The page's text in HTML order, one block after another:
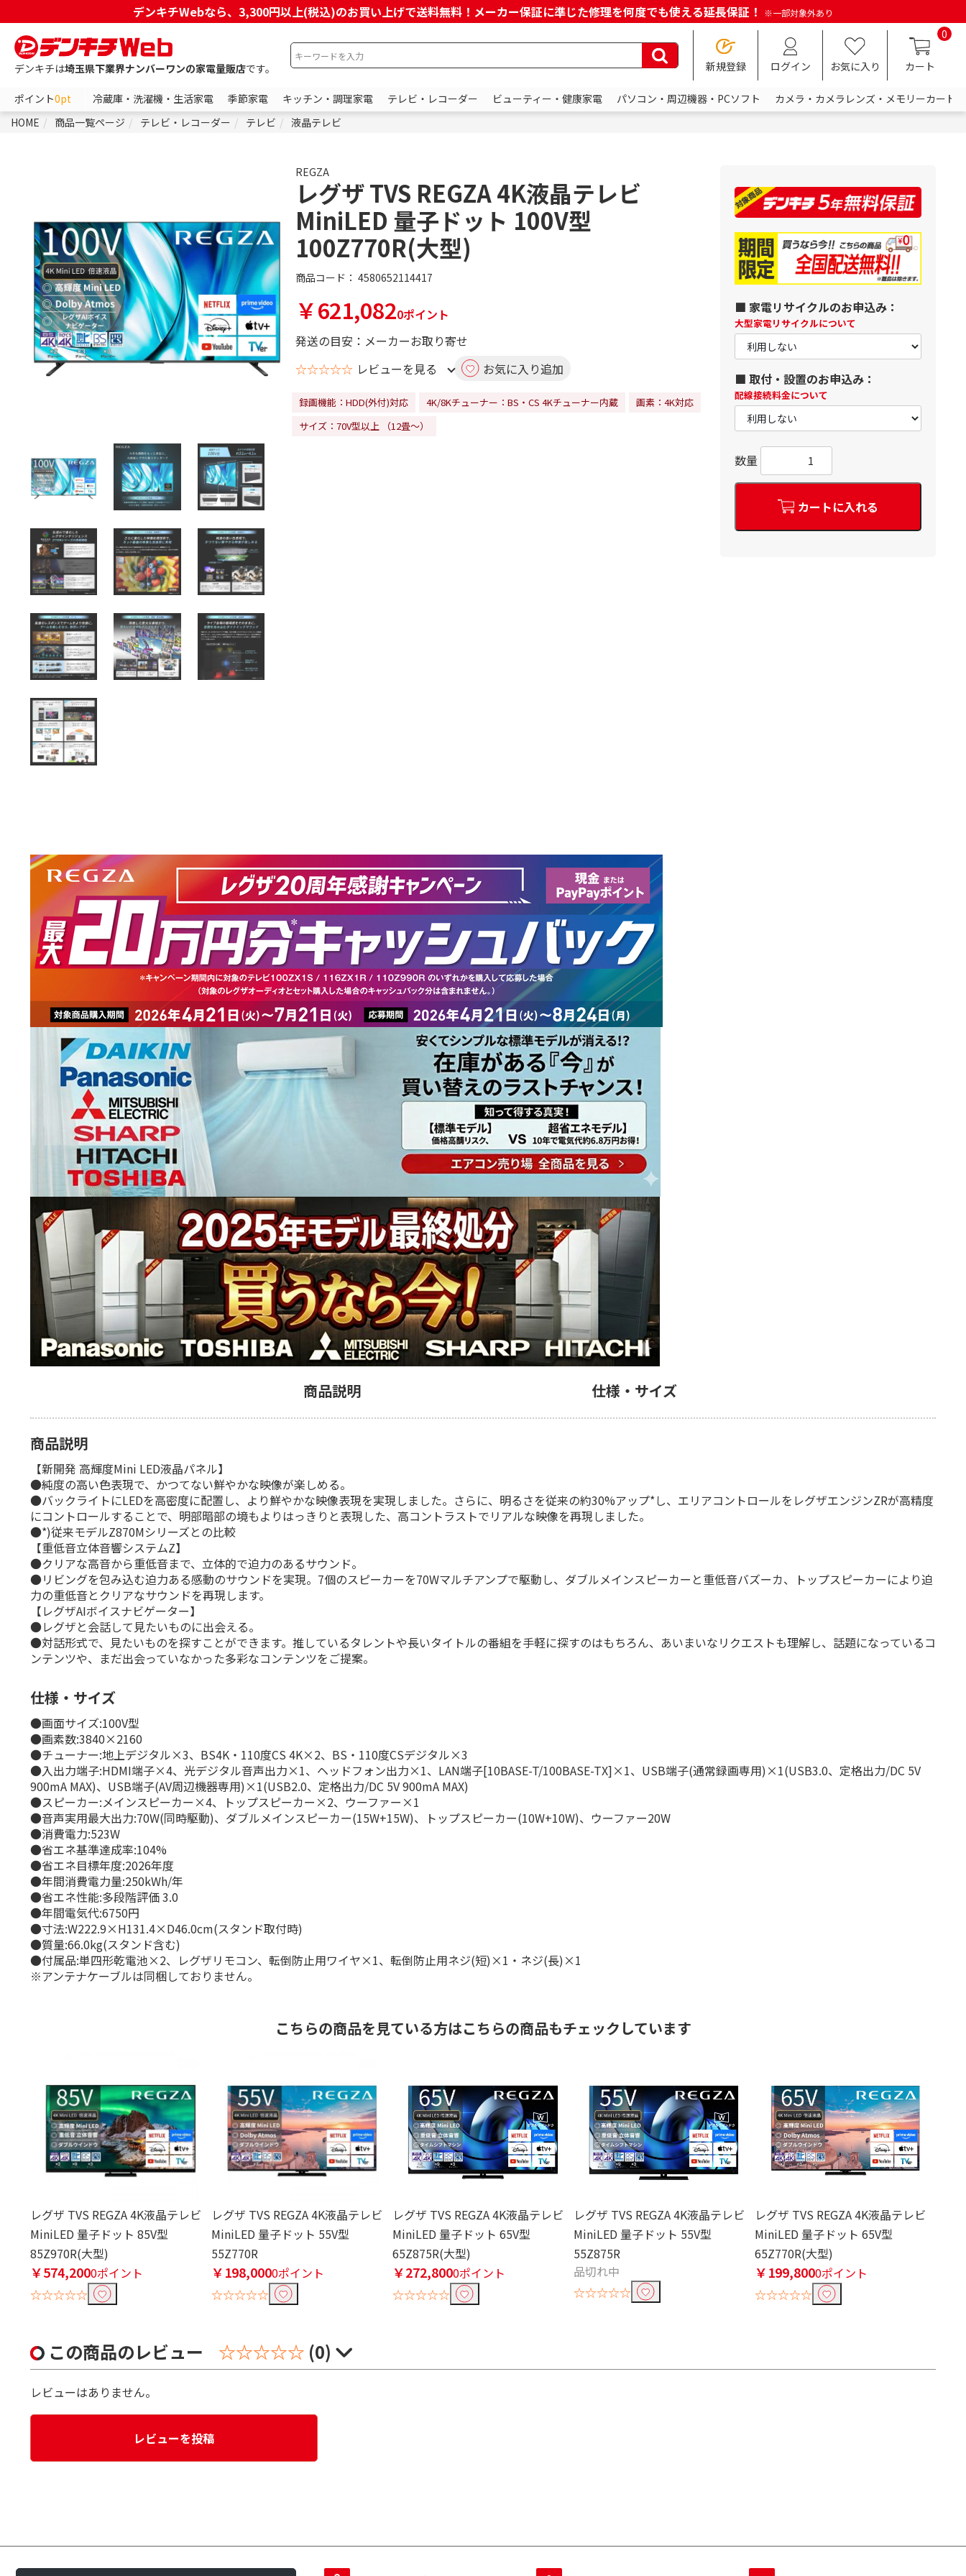
デンキチWebなら、3,300円以上(税込)のお買い上げで送料無料！メーカー保証に準じた修理を何度でも使える延長保証！ ※一部対象外あり
デンキチは埼玉県下業界ナンバーワンの家電量販店です。 新規登録 ログイン お気に入り
0
カート
ポイント0pt 冷蔵庫・洗濯機・生活家電 季節家電 キッチン・調理家電 テレビ・レコーダー ビューティー・健康家電 パソコン・周辺機器・PCソフト
カメラ・カメラレンズ・メモリーカード
HOME
商品一覧ページ テレビ・レコーダー テレビ 液晶テレビ
REGZA
レグザ TVS REGZA 4K液晶テレビ
MiniLED 量子ドット 100V型
100Z770R(大型)
商品コード： 4580652114417
￥621,0820ポイント
発送の目安：メーカーお取り寄せ
☆☆☆☆☆ レビューを見る お気に入り追加
録画機能：HDD(外付)対応 4K/8Kチューナー：BS・CS 4Kチューナー内蔵
画素：4K対応
サイズ：70V型以上 （12畳～）
■ 家電リサイクルのお申込み：
大型家電リサイクルについて
■ 取付・設置のお申込み：
配線接続料金について
数量
カートに入れる
商品説明 仕様・サイズ
商品説明
【新開発 高輝度Mini LED液晶パネル】
●純度の高い色表現で、かつてない鮮やかな映像が楽しめる。
●バックライトにLEDを高密度に配置し、より鮮やかな映像表現を実現しました。さらに、明るさを従来の約30%アップ*し、エリアコントロールをレグザエンジンZRが高精度
にコントロールすることで、明部暗部の境もよりはっきりと表現した、高コントラストでリアルな映像を再現しました。
●*)従来モデルZ870Mシリーズとの比較
【重低音立体音響システムZ】
●クリアな高音から重低音まで、立体的で迫力のあるサウンド。
●リビングを包み込む迫力ある感動のサウンドを実現。7個のスピーカーを70Wマルチアンプで駆動し、ダブルメインスピーカーと重低音バズーカ、トップスピーカーにより迫
力の重低音とクリアなサウンドを再現します。
【レグザAIボイスナビゲーター】
●レグザと会話して見たいものに出会える。
●対話形式で、見たいものを探すことができます。推しているタレントや長いタイトルの番組を手軽に探すのはもちろん、あいまいなリクエストも理解し、話題になっているコ
ンテンツや、まだ出会っていなかった多彩なコンテンツをご提案。
仕様・サイズ
●画面サイズ:100V型
●画素数:3840×2160
●チューナー:地上デジタル×3、BS4K・110度CS 4K×2、BS・110度CSデジタル×3
●入出力端子:HDMI端子×4、光デジタル音声出力×1、ヘッドフォン出力×1、LAN端子[10BASE-T/100BASE-TX]×1、USB端子(通常録画専用)×1(USB3.0、定格出力/DC 5V
900mA MAX)、USB端子(AV周辺機器専用)×1(USB2.0、定格出力/DC 5V 900mA MAX)
●スピーカー:メインスピーカー×4、トップスピーカー×2、ウーファー×1
●音声実用最大出力:70W(同時駆動)、ダブルメインスピーカー(15W+15W)、トップスピーカー(10W+10W)、ウーファー20W
●消費電力:523W
●省エネ基準達成率:104%
●省エネ目標年度:2026年度
●年間消費電力量:250kWh/年
●省エネ性能:多段階評価 3.0
●年間電気代:6750円
●寸法:W222.9×H131.4×D46.0cm(スタンド取付時)
●質量:66.0kg(スタンド含む)
●付属品:単四形乾電池×2、レグザリモコン、転倒防止用ワイヤ×1、転倒防止用ネジ(短)×1・ネジ(長)×1
※アンテナケーブルは同梱しておりません。
こちらの商品を見ている方はこちらの商品もチェックしています
レグザ TVS REGZA 4K液晶テレビ
MiniLED 量子ドット 85V型
85Z970R(大型)
￥574,2000ポイント
☆☆☆☆☆
レグザ TVS REGZA 4K液晶テレビ
MiniLED 量子ドット 55V型
55Z770R
￥198,0000ポイント
☆☆☆☆☆
レグザ TVS REGZA 4K液晶テレビ
MiniLED 量子ドット 65V型
65Z875R(大型)
￥272,8000ポイント
☆☆☆☆☆
レグザ TVS REGZA 4K液晶テレビ
MiniLED 量子ドット 55V型
55Z875R
品切れ中
☆☆☆☆☆
レグザ TVS REGZA 4K液晶テレビ
MiniLED 量子ドット 65V型
65Z770R(大型)
￥199,8000ポイント
☆☆☆☆☆
この商品のレビュー ☆☆☆☆☆ (0)
レビューはありません。
レビューを投稿